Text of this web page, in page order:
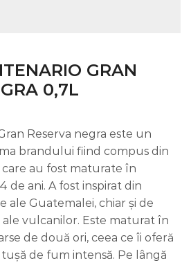
GRAN
0,7L
Reserva negra este un
brandului fiind compus din
au fost maturate în
de ani. A fost inspirat din
Guatemalei, chiar și de
vulcanilor. Este maturat în
de două ori, ceea ce îi oferă
de fum intensă. Pe lângă